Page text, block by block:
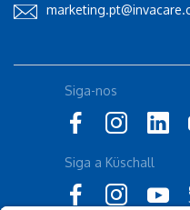
Siga-nos
Siga a Küschall